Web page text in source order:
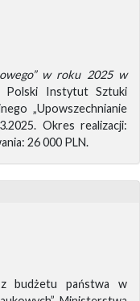
w roku 2025 w
Instytut Sztuki
„Upowszechnianie
Okres realizacji:
26 000 PLN.
z budżetu państwa w